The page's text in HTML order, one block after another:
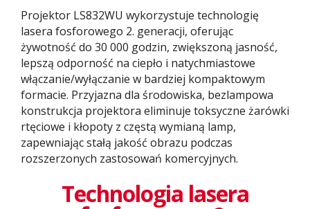
Projektor LS832WU wykorzystuje technologię
lasera fosforowego 2. generacji, oferując
żywotność do 30 000 godzin, zwiększoną jasność,
lepszą odporność na ciepło i natychmiastowe
włączanie/wyłączanie w bardziej kompaktowym
formacie. Przyjazna dla środowiska, bezlampowa
konstrukcja projektora eliminuje toksyczne żarówki
rtęciowe i kłopoty z częstą wymianą lamp,
zapewniając stałą jakość obrazu podczas
rozszerzonych zastosowań komercyjnych.
Technologia lasera